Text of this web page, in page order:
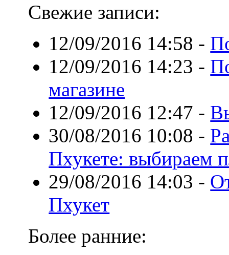
Свежие записи:
12/09/2016 14:58 -
12/09/2016 14:23 -
магазине
12/09/2016 12:47 -
30/08/2016 10:08 -
Пхукете: выбираем
29/08/2016 14:03 -
Пхукет
Более ранние: